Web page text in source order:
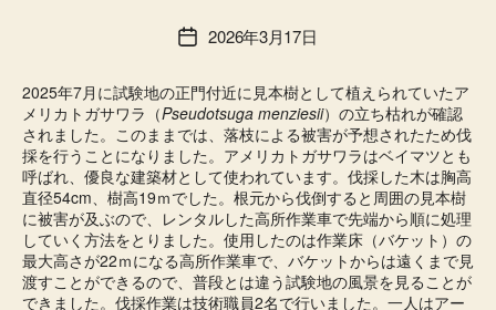
投
日
2026年3月17日
2025年7月に試験地の正門付近に見本樹として植えられていたア
メリカトガサワラ（Pseudotsuga menziesii）の立ち枯れが確認
されました。このままでは、落枝による被害が予想されたため伐
採を行うことになりました。アメリカトガサワラはベイマツとも
呼ばれ、優良な建築材として使われています。伐採した木は胸高
直径54cm、樹高19ｍでした。根元から伐倒すると周囲の見本樹
に被害が及ぶので、レンタルした高所作業車で先端から順に処理
していく方法をとりました。使用したのは作業床（バケット）の
最大高さが22ｍになる高所作業車で、バケットからは遠くまで見
渡すことができるので、普段とは違う試験地の風景を見ることが
できました。伐採作業は技術職員2名で行いました。一人はアー